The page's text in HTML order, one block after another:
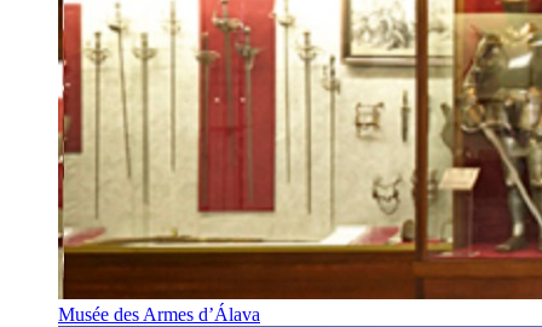
Musée des Armes d’Álava